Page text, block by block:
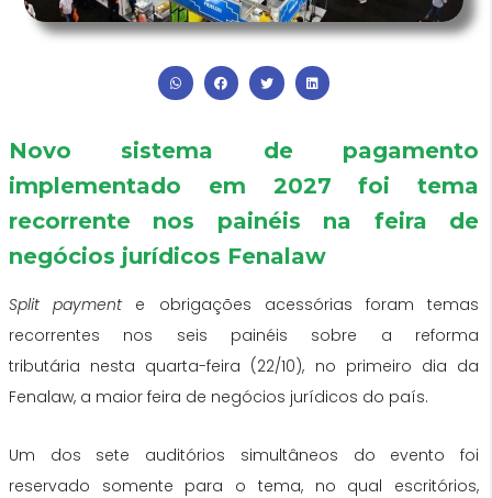
Novo sistema de pagamento
implementado em 2027 foi tema
recorrente nos painéis na feira de
negócios jurídicos Fenalaw
Split payment e obrigações acessórias foram temas
recorrentes nos seis painéis sobre a reforma
tributária nesta quarta-feira (22/10), no primeiro dia da
Fenalaw, a maior feira de negócios jurídicos do país.
Um dos sete auditórios simultâneos do evento foi
reservado somente para o tema, no qual escritórios,
esperando
moderaçã
ser
retornada
ao
contribuinte
até
tributaristas,